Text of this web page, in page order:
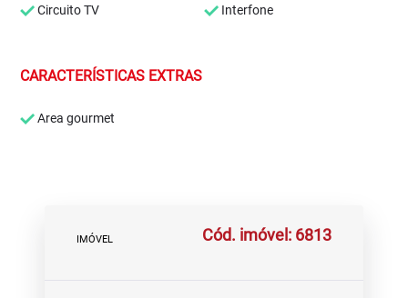
Circuito TV Interfone
CARACTERÍSTICAS EXTRAS
Area gourmet
IMÓVEL Cód. imóvel: 6813